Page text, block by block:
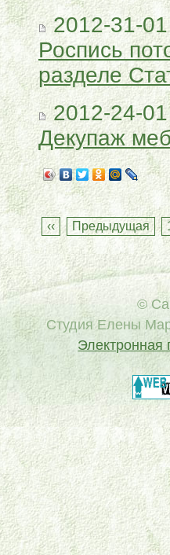
2012-31-01
Роспись
разделе
2012-24-01
Декупаж
‹‹ Предыдущая
©
Cтудия Елены
Электронная